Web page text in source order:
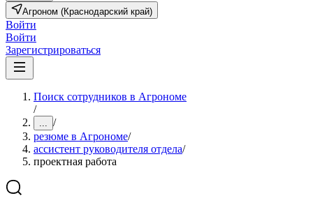
Агроном (Краснодарский край)
Войти
Войти
Зарегистрироваться
Поиск сотрудников в Агрономе
/
... /
резюме в Агрономе/
ассистент руководителя отдела/
проектная работа